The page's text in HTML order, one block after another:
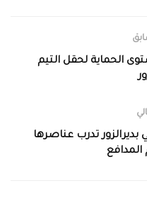
الحماية لحقل التيم
بديرالزور تدرب عناصرها